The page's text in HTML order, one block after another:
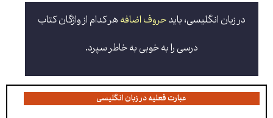
در زبان انگلیسی، بایدحروف اضافههر کدام از واژگان کتاب
درسی را به خوبی به خاطر سپرد.
عبارت فعلیه در زبان انگلیسی